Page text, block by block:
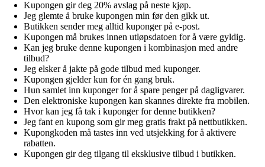
Kupongen gir deg 20% avslag på neste kjøp.
Jeg glemte å bruke kupongen min før den gikk ut.
Butikken sender meg alltid kuponger på e-post.
Kupongen må brukes innen utløpsdatoen for å være gyldig.
Kan jeg bruke denne kupongen i kombinasjon med andre
tilbud?
Jeg elsker å jakte på gode tilbud med kuponger.
Kupongen gjelder kun for én gang bruk.
Hun samlet inn kuponger for å spare penger på dagligvarer.
Den elektroniske kupongen kan skannes direkte fra mobilen.
Hvor kan jeg få tak i kuponger for denne butikken?
Jeg fant en kupong som gir meg gratis frakt på nettbutikken.
Kupongkoden må tastes inn ved utsjekking for å aktivere
rabatten.
Kupongen gir deg tilgang til eksklusive tilbud i butikken.